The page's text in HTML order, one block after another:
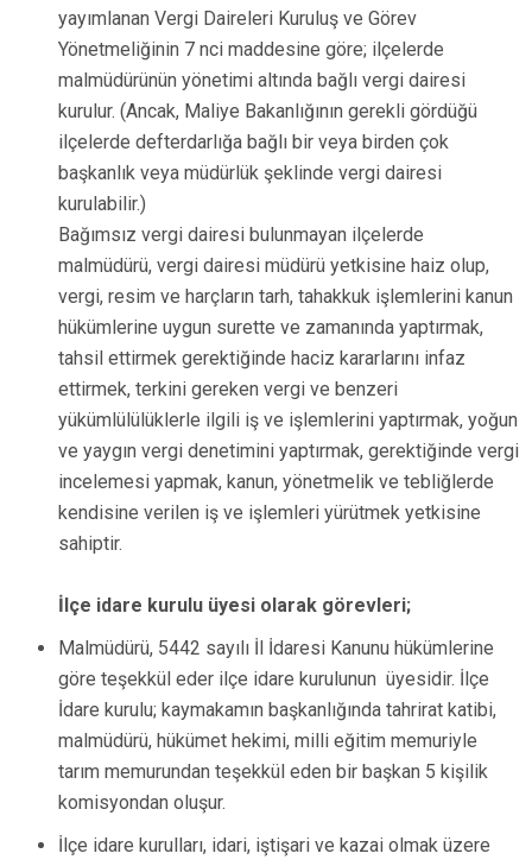
yayımlanan Vergi Daireleri Kuruluş ve Görev
Yönetmeliğinin 7 nci maddesine göre; ilçelerde
malmüdürünün yönetimi altında bağlı vergi dairesi
kurulur. (Ancak, Maliye Bakanlığının gerekli gördüğü
ilçelerde defterdarlığa bağlı bir veya birden çok
başkanlık veya müdürlük şeklinde vergi dairesi
kurulabilir.)
Bağımsız vergi dairesi bulunmayan ilçelerde
malmüdürü, vergi dairesi müdürü yetkisine haiz olup,
vergi, resim ve harçların tarh, tahakkuk işlemlerini kanun
hükümlerine uygun surette ve zamanında yaptırmak,
tahsil ettirmek gerektiğinde haciz kararlarını infaz
ettirmek, terkini gereken vergi ve benzeri
yükümlülülüklerle ilgili iş ve işlemlerini yaptırmak, yoğun
ve yaygın vergi denetimini yaptırmak, gerektiğinde vergi
incelemesi yapmak, kanun, yönetmelik ve tebliğlerde
kendisine verilen iş ve işlemleri yürütmek yetkisine
sahiptir.
İlçe idare kurulu üyesi olarak görevleri;
Malmüdürü, 5442 sayılı İl İdaresi Kanunu hükümlerine
göre teşekkül eder ilçe idare kurulunun üyesidir. İlçe
İdare kurulu; kaymakamın başkanlığında tahrirat katibi,
malmüdürü, hükümet hekimi, milli eğitim memuriyle
tarım memurundan teşekkül eden bir başkan 5 kişilik
komisyondan oluşur.
İlçe idare kurulları, idari, iştişari ve kazai olmak üzere